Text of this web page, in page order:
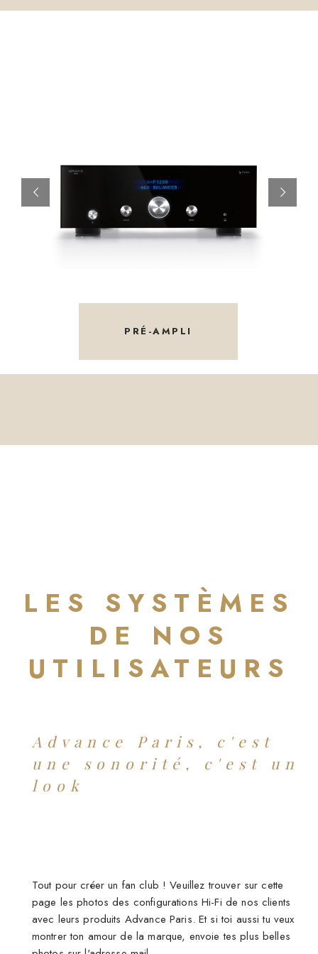
PRÉ-AMPLI
LES SYSTÈMES
DE NOS
UTILISATEURS
Advance Paris,
c'est
une sonorité,
c'est un
look
Tout pour créer un fan club ! Veuillez trouver sur cette
page les photos des configurations Hi-Fi de nos clients
avec leurs produits Advance Paris. Et si toi aussi tu veux
montrer ton amour de la marque, envoie tes plus belles